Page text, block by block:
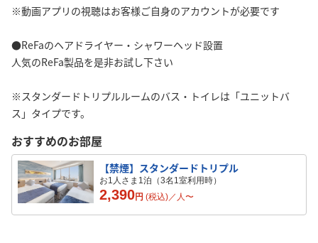
※動画アプリの視聴はお客様ご自身のアカウントが必要です
●ReFaのヘアドライヤー・シャワーヘッド設置
人気のReFa製品を是非お試し下さい
※スタンダードトリプルルームのバス・トイレは「ユニットバ
ス」タイプです。
おすすめのお部屋
【禁煙】スタンダードトリプル
お1人さま1泊（3名1室利用時）
2,390円 (税込)／ 人〜